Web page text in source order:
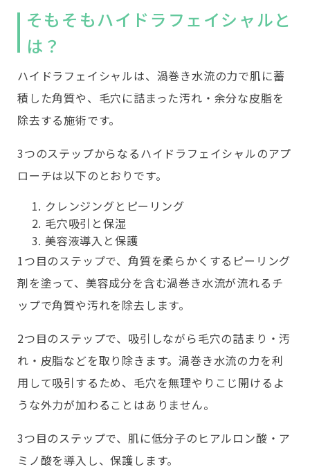
そもそもハイドラフェイシャルと
は？
ハイドラフェイシャルは、渦巻き水流の力で肌に蓄
積した角質や、毛穴に詰まった汚れ・余分な皮脂を
除去する施術です。
3つのステップからなるハイドラフェイシャルのアプ
ローチは以下のとおりです。
クレンジングとピーリング
毛穴吸引と保湿
美容液導入と保護
1つ目のステップで、角質を柔らかくするピーリング
剤を塗って、美容成分を含む渦巻き水流が流れるチ
ップで角質や汚れを除去します。
2つ目のステップで、吸引しながら毛穴の詰まり・汚
れ・皮脂などを取り除きます。渦巻き水流の力を利
用して吸引するため、毛穴を無理やりこじ開けるよ
うな外力が加わることはありません。
3つ目のステップで、肌に低分子のヒアルロン酸・ア
ミノ酸を導入し、保護します。